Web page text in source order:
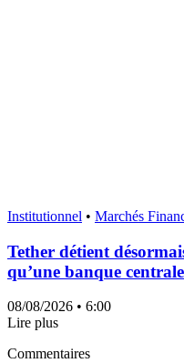
Institutionnel • Marchés
Tether détient
qu’une banque centrale
08/08/2026 • 6:00
Lire plus
Commentaires